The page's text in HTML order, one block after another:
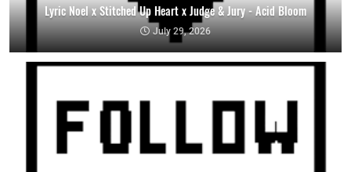
Lyric Noel x Stitched Up Heart x Judge & Jury - Acid Bloom
July 29, 2026